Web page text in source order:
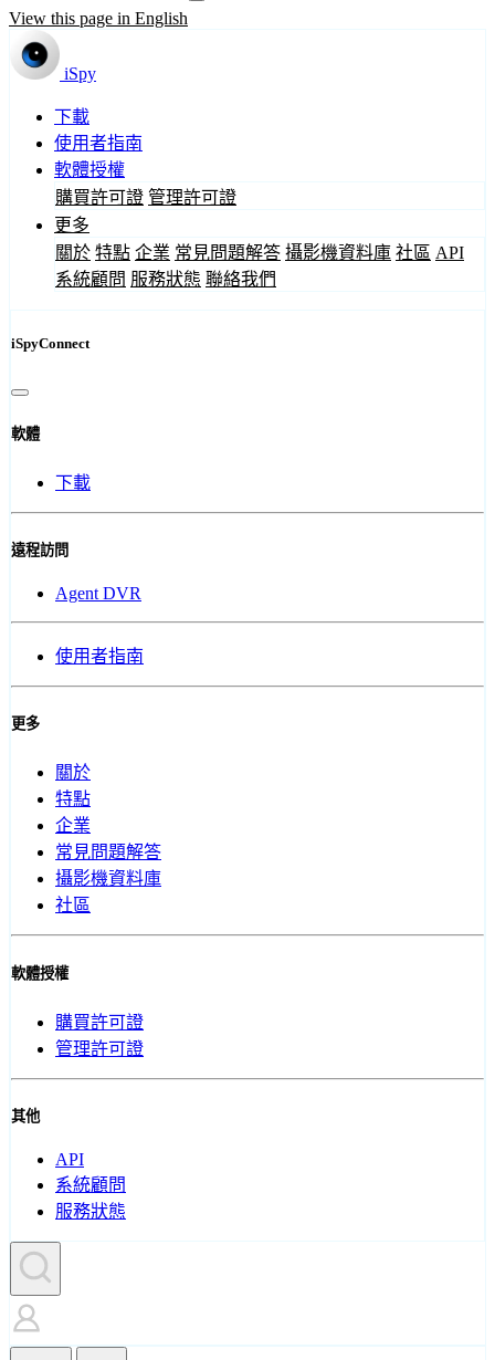
View this page in English
iSpy
下載
使用者指南
軟體授權
購買許可證 管理許可證
更多
關於 特點 企業 常見問題解答 攝影機資料庫 社區 API
系統顧問 服務狀態 聯絡我們
iSpyConnect
軟體
下載
遠程訪問
Agent DVR
使用者指南
更多
關於
特點
企業
常見問題解答
攝影機資料庫
社區
軟體授權
購買許可證
管理許可證
其他
API
系統顧問
服務狀態